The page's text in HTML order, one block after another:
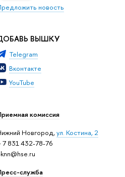
новость
ВЫШКУ
Telegram
Вконтакте
YouTube
комиссия
Новгород,ул. Костина, 2
7 831 432-78-76
служба